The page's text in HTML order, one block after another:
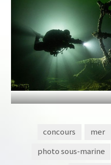
concours mer
photo sous-marine